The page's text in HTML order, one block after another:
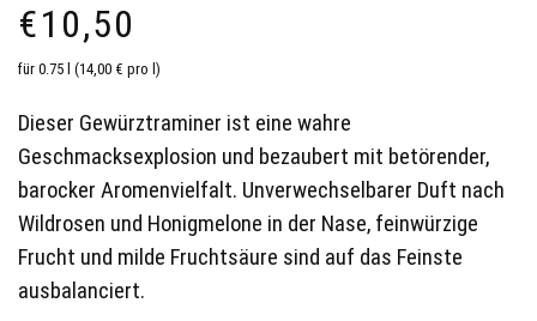
€10,50
für 0.75 l (14,00 € pro l)
Dieser Gewürztraminer ist eine wahre
Geschmacksexplosion und bezaubert mit betörender,
barocker Aromenvielfalt. Unverwechselbarer Duft nach
Wildrosen und Honigmelone in der Nase, feinwürzige
Frucht und milde Fruchtsäure sind auf das Feinste
ausbalanciert.